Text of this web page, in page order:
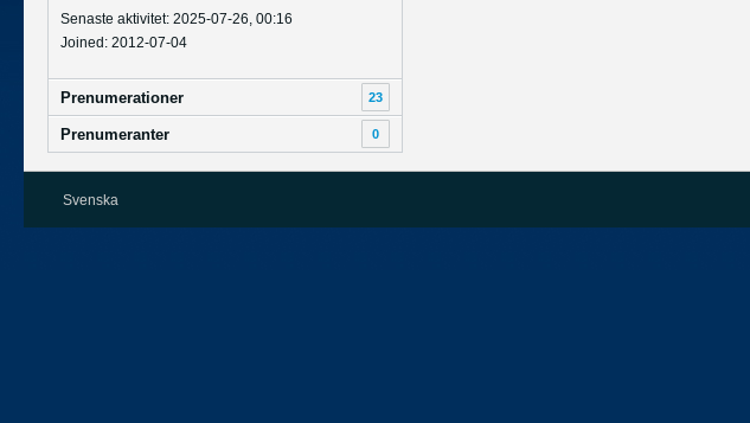
Senaste aktivitet: 2025-07-26, 00:16
Joined: 2012-07-04
Prenumerationer 23
Prenumeranter 0
Svenska